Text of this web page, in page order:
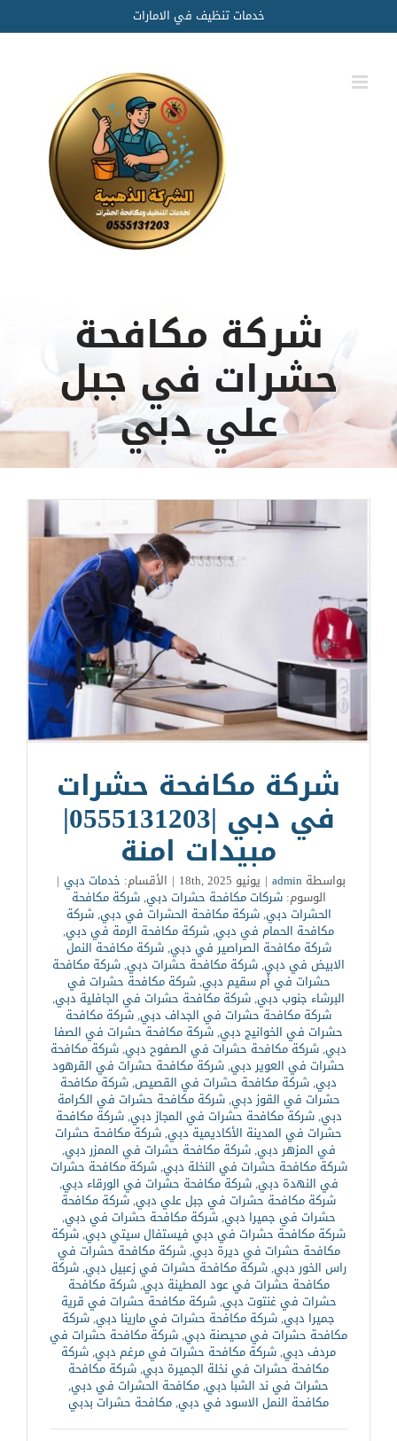
to
content
خدمات تنظيف في الامارات
شركة مكافحة
حشرات في جبل
علي دبي
شركة مكافحة حشرات
في دبي |0555131203|
مبيدات امنة
بواسطةadmin
| يونيو 18th, 2025 | الأقسام: خدمات دبي |
الوسوم:شركات مكافحة حشرات دبي,شركة مكافحة
الحشرات دبي,شركة مكافحة الحشرات في دبي,شركة
مكافحة الحمام في دبي,شركة مكافحة الرمة في دبي,
شركة مكافحة الصراصير في دبي,شركة مكافحة النمل
الابيض في دبي,شركة مكافحة حشرات دبي,شركة مكافحة
حشرات في أم سقيم دبي,شركة مكافحة حشرات في
البرشاء جنوب دبي,شركة مكافحة حشرات في الجافلية دبي,
شركة مكافحة حشرات في الجداف دبي,شركة مكافحة
حشرات في الخوانيج دبي,شركة مكافحة حشرات في الصفا
دبي,شركة مكافحة حشرات في الصفوح دبي,شركة مكافحة
حشرات في العوير دبي,شركة مكافحة حشرات في القرهود
دبي,شركة مكافحة حشرات في القصيص,شركة مكافحة
حشرات في القوز دبي,شركة مكافحة حشرات في الكرامة
دبي,شركة مكافحة حشرات في المجاز دبي,شركة مكافحة
حشرات في المدينة الأكاديمية دبي,شركة مكافحة حشرات
في المزهر دبي,شركة مكافحة حشرات في الممزر دبي,
شركة مكافحة حشرات في النخلة دبي,شركة مكافحة حشرات
في النهدة دبي,شركة مكافحة حشرات في الورقاء دبي,
شركة مكافحة حشرات في جبل علي دبي,شركة مكافحة
حشرات في جميرا دبي,شركة مكافحة حشرات في دبي,
شركة مكافحة حشرات في دبي فيستفال سيتي دبي,شركة
مكافحة حشرات في ديرة دبي,شركة مكافحة حشرات في
راس الخور دبي,شركة مكافحة حشرات في زعبيل دبي,شركة
مكافحة حشرات في عود المطينة دبي,شركة مكافحة
حشرات في غنتوت دبي,شركة مكافحة حشرات في قرية
جميرا دبي,شركة مكافحة حشرات في مارينا دبي,شركة
مكافحة حشرات في محيصنة دبي,شركة مكافحة حشرات في
مردف دبي,شركة مكافحة حشرات في مرغم دبي,شركة
مكافحة حشرات في نخلة الجميرة دبي,شركة مكافحة
حشرات في ند الشبا دبي,مكافحة الحشرات في دبي,
مكافحة النمل الاسود في دبي,مكافحة حشرات بدبي